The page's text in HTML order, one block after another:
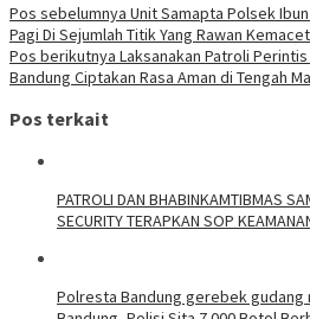
Pos sebelumnya Unit Samapta Polsek
Pagi Di Sejumlah Titik Yang Rawan
Pos berikutnya Laksanakan Patroli
Bandung Ciptakan Rasa Aman di Tengah
Pos terkait
‎PATROLI DAN BHABINKAMTIBMAS
SECURITY TERAPKAN SOP
Polresta Bandung gerebek gudang